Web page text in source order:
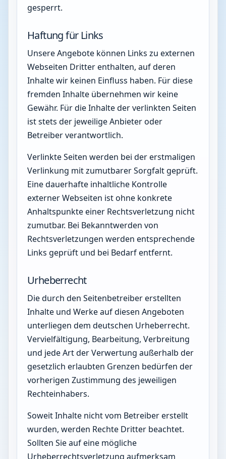
gesperrt.
Haftung für Links
Unsere Angebote können Links zu externen
Webseiten Dritter enthalten, auf deren
Inhalte wir keinen Einfluss haben. Für diese
fremden Inhalte übernehmen wir keine
Gewähr. Für die Inhalte der verlinkten Seiten
ist stets der jeweilige Anbieter oder
Betreiber verantwortlich.
Verlinkte Seiten werden bei der erstmaligen
Verlinkung mit zumutbarer Sorgfalt geprüft.
Eine dauerhafte inhaltliche Kontrolle
externer Webseiten ist ohne konkrete
Anhaltspunkte einer Rechtsverletzung nicht
zumutbar. Bei Bekanntwerden von
Rechtsverletzungen werden entsprechende
Links geprüft und bei Bedarf entfernt.
Urheberrecht
Die durch den Seitenbetreiber erstellten
Inhalte und Werke auf diesen Angeboten
unterliegen dem deutschen Urheberrecht.
Vervielfältigung, Bearbeitung, Verbreitung
und jede Art der Verwertung außerhalb der
gesetzlich erlaubten Grenzen bedürfen der
vorherigen Zustimmung des jeweiligen
Rechteinhabers.
Soweit Inhalte nicht vom Betreiber erstellt
wurden, werden Rechte Dritter beachtet.
Sollten Sie auf eine mögliche
Urheberrechtsverletzung aufmerksam